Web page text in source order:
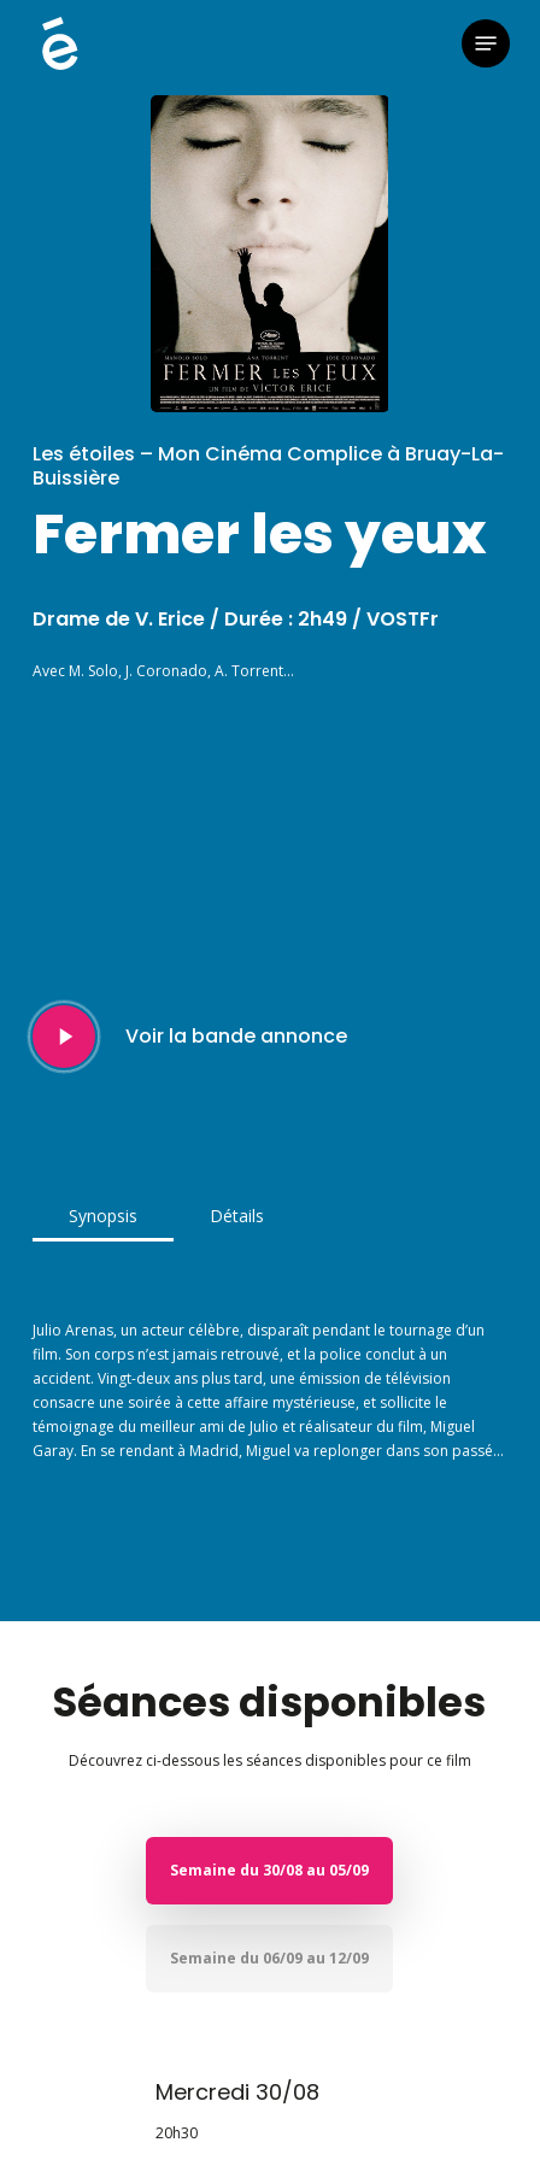
Menu
Les étoiles – Mon Cinéma Complice à Bruay-La-
Buissière
Fermer les yeux
Drame de V. Erice / Durée : 2h49 / VOSTFr
Avec M. Solo, J. Coronado, A. Torrent…
Play
Video
Voir la bande annonce
Synopsis Détails
Julio Arenas, un acteur célèbre, disparaît pendant le tournage d’un
film. Son corps n’est jamais retrouvé, et la police conclut à un
accident. Vingt-deux ans plus tard, une émission de télévision
consacre une soirée à cette affaire mystérieuse, et sollicite le
témoignage du meilleur ami de Julio et réalisateur du film, Miguel
Garay. En se rendant à Madrid, Miguel va replonger dans son passé…
Séances disponibles
Découvrez ci-dessous les séances disponibles pour ce film
Semaine du 30/08 au 05/09
Semaine du 06/09 au 12/09
Mercredi 30/08
20h30